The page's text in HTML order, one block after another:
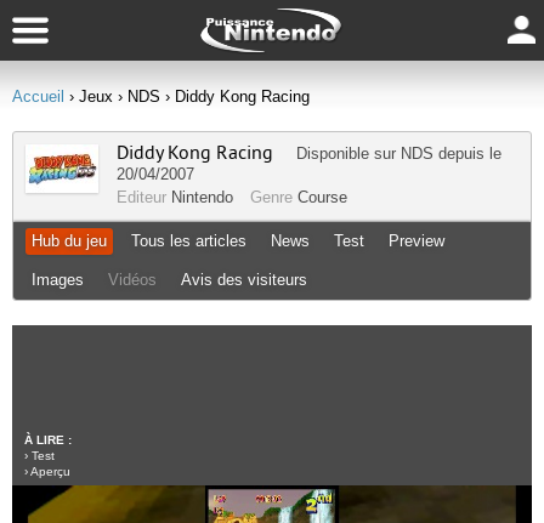
Accueil › Jeux › NDS › Diddy Kong Racing
Diddy Kong Racing Disponible sur NDS depuis le
20/04/2007
Editeur Nintendo Genre Course
Hub du jeu Tous les articles News Test Preview
Images Vidéos Avis des visiteurs
À LIRE :
› Test
›Aperçu